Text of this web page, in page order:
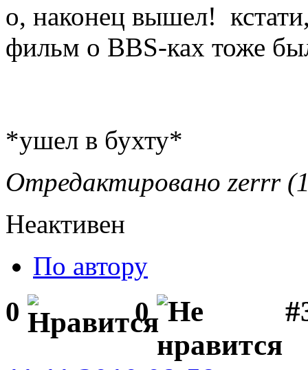
о, наконец вышел!
фильм о BBS-ках тоже
*ушел в бухту*
Отредактировано zerrr
Неактивен
По автору
0 0